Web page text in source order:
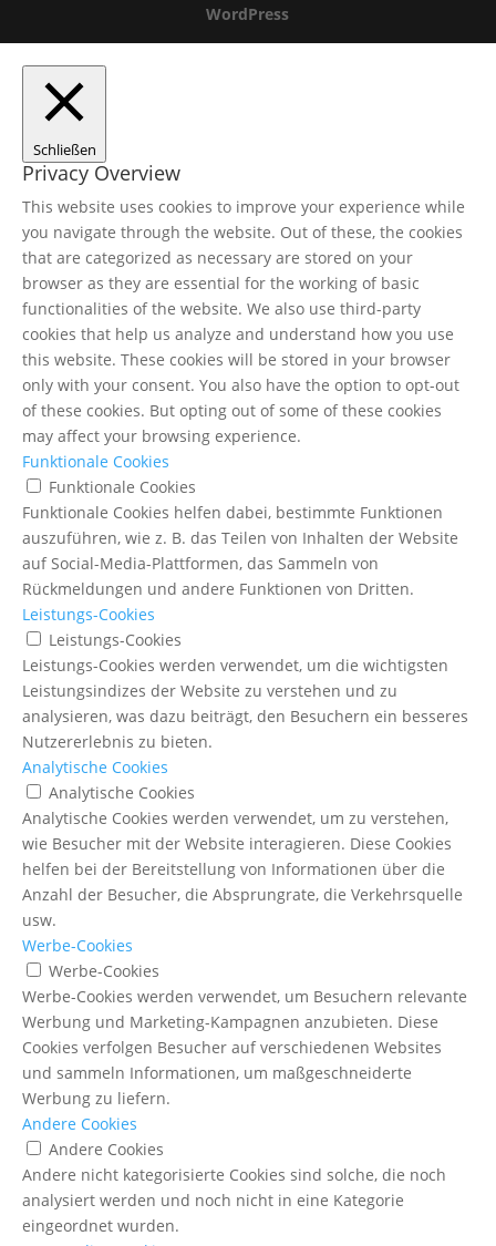
WordPress
Schließen
Privacy Overview
This website uses cookies to improve your experience while
you navigate through the website. Out of these, the cookies
that are categorized as necessary are stored on your
browser as they are essential for the working of basic
functionalities of the website. We also use third-party
cookies that help us analyze and understand how you use
this website. These cookies will be stored in your browser
only with your consent. You also have the option to opt-out
of these cookies. But opting out of some of these cookies
may affect your browsing experience.
Funktionale Cookies
Funktionale Cookies
Funktionale Cookies helfen dabei, bestimmte Funktionen
auszuführen, wie z. B. das Teilen von Inhalten der Website
auf Social-Media-Plattformen, das Sammeln von
Rückmeldungen und andere Funktionen von Dritten.
Leistungs-Cookies
Leistungs-Cookies
Leistungs-Cookies werden verwendet, um die wichtigsten
Leistungsindizes der Website zu verstehen und zu
analysieren, was dazu beiträgt, den Besuchern ein besseres
Nutzererlebnis zu bieten.
Analytische Cookies
Analytische Cookies
Analytische Cookies werden verwendet, um zu verstehen,
wie Besucher mit der Website interagieren. Diese Cookies
helfen bei der Bereitstellung von Informationen über die
Anzahl der Besucher, die Absprungrate, die Verkehrsquelle
usw.
Werbe-Cookies
Werbe-Cookies
Werbe-Cookies werden verwendet, um Besuchern relevante
Werbung und Marketing-Kampagnen anzubieten. Diese
Cookies verfolgen Besucher auf verschiedenen Websites
und sammeln Informationen, um maßgeschneiderte
Werbung zu liefern.
Andere Cookies
Andere Cookies
Andere nicht kategorisierte Cookies sind solche, die noch
analysiert werden und noch nicht in eine Kategorie
eingeordnet wurden.